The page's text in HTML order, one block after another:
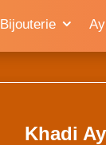
Bijouterie
Khadi